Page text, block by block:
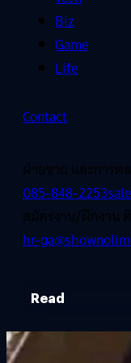
Biz
Game
Life
Contact
ฝ่ายขาย และการต
085-848-2253
สมัครงาน/ฝึกงาน
hr-
Read